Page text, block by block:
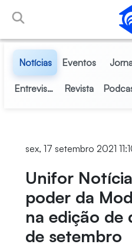
Pular para o Conteúdo
Notícias Eventos
Entrevistas Revista
sex, 17 setembro 2021
Unifor
poder da
na edição de
de setembro